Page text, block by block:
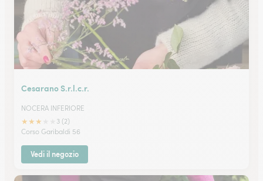
Cesarano S.r.l.c.r.
NOCERA INFERIORE
★★★
3 (2)
Corso Garibaldi 56
Vedi il negozio